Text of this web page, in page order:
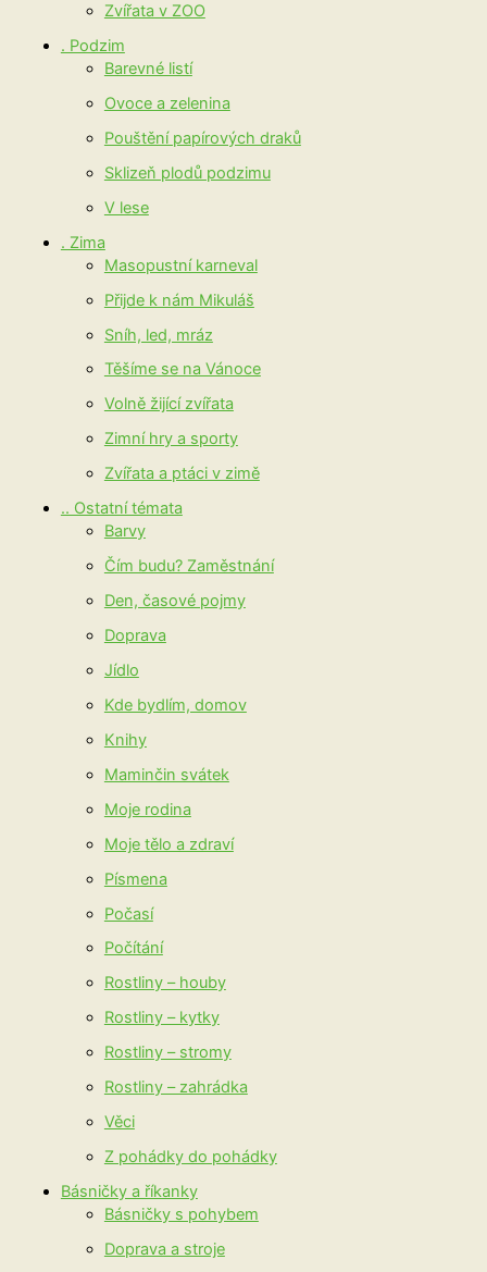
Zvířata v ZOO
. Podzim
Barevné listí
Ovoce a zelenina
Pouštění papírových draků
Sklizeň plodů podzimu
V lese
. Zima
Masopustní karneval
Přijde k nám Mikuláš
Sníh, led, mráz
Těšíme se na Vánoce
Volně žijící zvířata
Zimní hry a sporty
Zvířata a ptáci v zimě
.. Ostatní témata
Barvy
Čím budu? Zaměstnání
Den, časové pojmy
Doprava
Jídlo
Kde bydlím, domov
Knihy
Maminčin svátek
Moje rodina
Moje tělo a zdraví
Písmena
Počasí
Počítání
Rostliny – houby
Rostliny – kytky
Rostliny – stromy
Rostliny – zahrádka
Věci
Z pohádky do pohádky
Básničky a říkanky
Básničky s pohybem
Doprava a stroje